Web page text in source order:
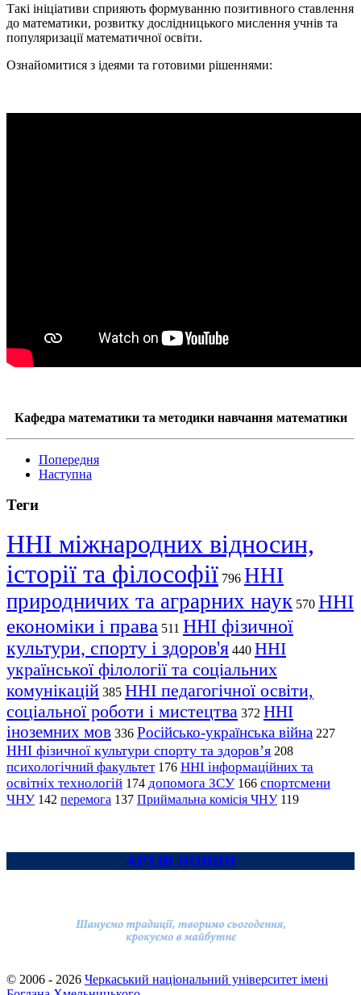
Такі ініціативи сприяють формуванню позитивного ставлення
до математики, розвитку дослідницького мислення учнів та
популяризації математичної освіти.
Ознайомитися з ідеями та готовими рішеннями:
Кафедра математики та методики навчання математики
Попередня
Наступна
Теги
ННІ міжнародних відносин,
історії та філософії 796 ННІ
природничих та аграрних наук 570 ННІ
економіки і права 511 ННІ фізичної
культури, спорту і здоров'я 440 ННІ
української філології та соціальних
комунікацій 385 ННІ педагогічної освіти,
соціальної роботи і мистецтва 372 ННІ
іноземних мов 336 Російсько-українська війна 227
ННІ фізичної культури спорту та здоров’я 208
психологічний факультет 176 ННІ інформаційних та
освітніх технологій 174 допомога ЗСУ 166 спортсмени
ЧНУ 142 перемога 137 Приймальна комісія ЧНУ 119
АРХІВ НОВИН
© 2006 - 2026 Черкаський національний університет імені